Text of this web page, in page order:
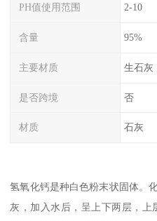
PH值使用范围 2-10
含量 95%
主要材质 生石灰
是否跨境 否
材质 石灰
氢氧化钙是种白色粉末状固体。
灰，加入水后，呈上下两层，